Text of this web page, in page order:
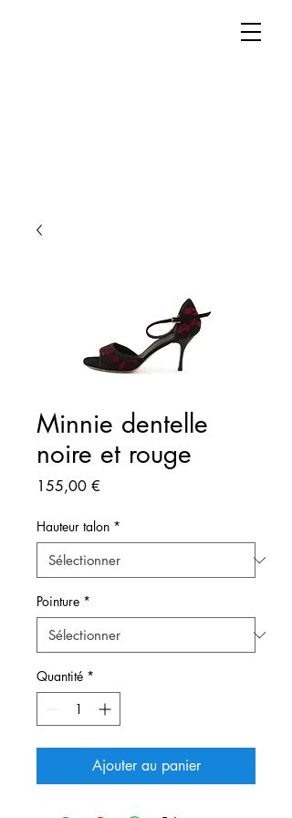
Minnie dentelle
noire et rouge
155,00 €
Hauteur talon *
Pointure *
Quantité *
Ajouter au panier